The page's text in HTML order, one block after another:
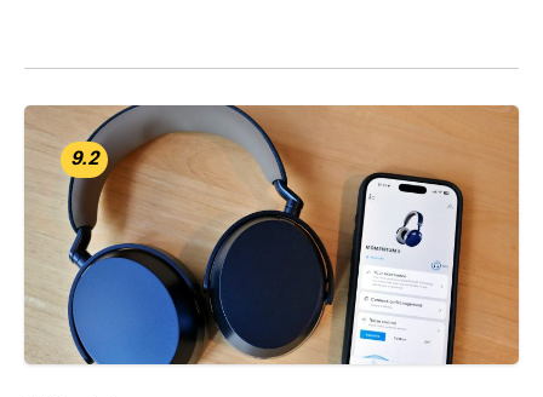
ดนตรี โปรดิวเซอร์ และผู้สร้างสรรค์คอนเทนต์ทางเสียงที่
ต้องการอุปกรณ์ทำเพลงขนาดพกพา การเปิดตัวครั้งนี้ถือ
เป็นการนำผลิตภัณฑ์ของ Teenage Engineering เข้าสู่ช่อง
ทางจำหน่ายอย่างเป็นทางการในไทย พร้อมระบบรับประกัน
และบริการหลังการขาย โดยวางระดับราคาครอบคลุมตั้งแต่
ระดับเริ่มต้น ไปจนถึงระดับมืออาชีพ ไลน์อัปผลิตภัณฑ์ที่นำ
เข้ามาจำหน่ายในประเทศไทยแบ่งออกเป็น 3 กลุ่มหลัก
9.2